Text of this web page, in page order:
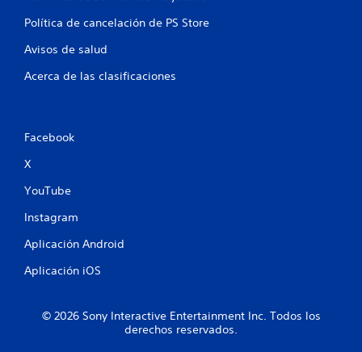
Política de cancelación de PS Store
Avisos de salud
Acerca de las clasificaciones
Facebook
X
YouTube
Instagram
Aplicación Android
Aplicación iOS
© 2026 Sony Interactive Entertainment Inc. Todos los
derechos reservados.